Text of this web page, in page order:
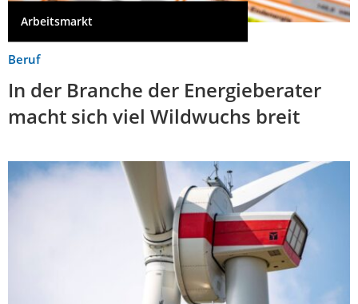
Arbeitsmarkt
Beruf
In der Branche der Energieberater
macht sich viel Wildwuchs breit